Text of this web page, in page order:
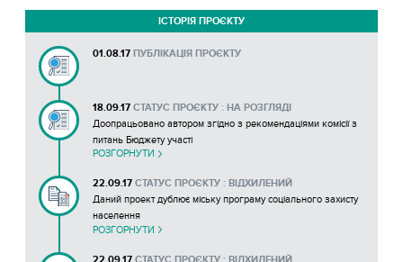
ІСТОРІЯ ПРОЄКТУ
01.08.17 ПУБЛІКАЦІЯ ПРОЄКТУ
18.09.17 СТАТУС ПРОЄКТУ : НА РОЗГЛЯДІ
Доопрацьовано автором згідно з рекомендаціями комісії з
питань Бюджету участі
РОЗГОРНУТИ
22.09.17 СТАТУС ПРОЄКТУ : ВІДХИЛЕНИЙ
Даний проект дублює міську програму соціального захисту
населення
15060818117036_visnovok_do_projektu__22_negativnij.doc
РОЗГОРНУТИ